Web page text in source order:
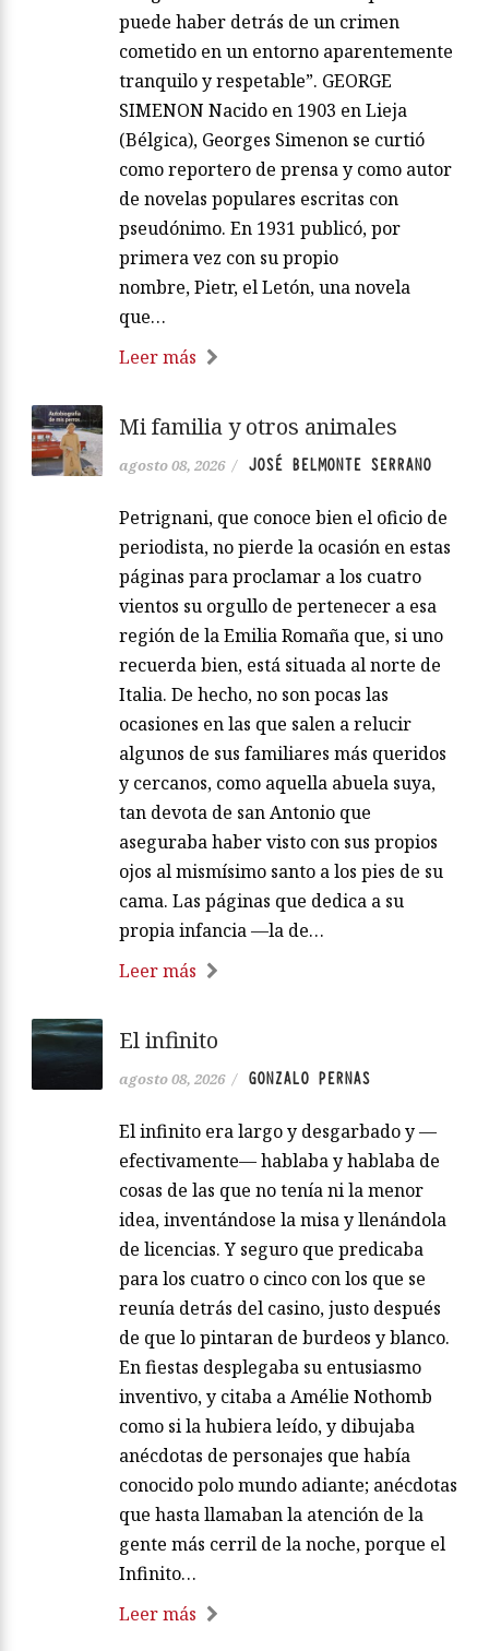
puede haber detrás de un crimen
cometido en un entorno aparentemente
tranquilo y respetable”. GEORGE
SIMENON Nacido en 1903 en Lieja
(Bélgica), Georges Simenon se curtió
como reportero de prensa y como autor
de novelas populares escritas con
pseudónimo. En 1931 publicó, por
primera vez con su propio
nombre, Pietr, el Letón, una novela
que…
Leer más
Mi familia y otros animales
agosto 08, 2026 / JOSÉ BELMONTE SERRANO
Petrignani, que conoce bien el oficio de
periodista, no pierde la ocasión en estas
páginas para proclamar a los cuatro
vientos su orgullo de pertenecer a esa
región de la Emilia Romaña que, si uno
recuerda bien, está situada al norte de
Italia. De hecho, no son pocas las
ocasiones en las que salen a relucir
algunos de sus familiares más queridos
y cercanos, como aquella abuela suya,
tan devota de san Antonio que
aseguraba haber visto con sus propios
ojos al mismísimo santo a los pies de su
cama. Las páginas que dedica a su
propia infancia —la de…
Leer más
El infinito
agosto 08, 2026 / GONZALO PERNAS
El infinito era largo y desgarbado y —
efectivamente— hablaba y hablaba de
cosas de las que no tenía ni la menor
idea, inventándose la misa y llenándola
de licencias. Y seguro que predicaba
para los cuatro o cinco con los que se
reunía detrás del casino, justo después
de que lo pintaran de burdeos y blanco.
En fiestas desplegaba su entusiasmo
inventivo, y citaba a Amélie Nothomb
como si la hubiera leído, y dibujaba
anécdotas de personajes que había
conocido polo mundo adiante; anécdotas
que hasta llamaban la atención de la
gente más cerril de la noche, porque el
Infinito…
Leer más